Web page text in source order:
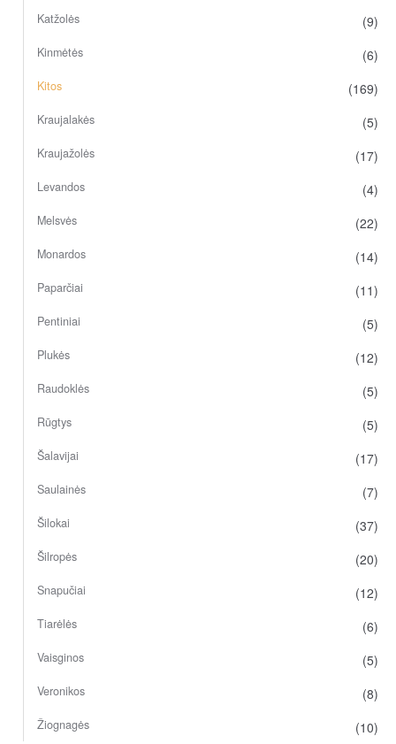
Katžolės (9)
Kinmėtės (6)
Kitos (169)
Kraujalakės (5)
Kraujažolės (17)
Levandos (4)
Melsvės (22)
Monardos (14)
Paparčiai (11)
Pentiniai (5)
Plukės (12)
Raudoklės (5)
Rūgtys (5)
Šalavijai (17)
Saulainės (7)
Šilokai (37)
Šilropės (20)
Snapučiai (12)
Tiarėlės (6)
Vaisginos (5)
Veronikos (8)
Žiognagės (10)